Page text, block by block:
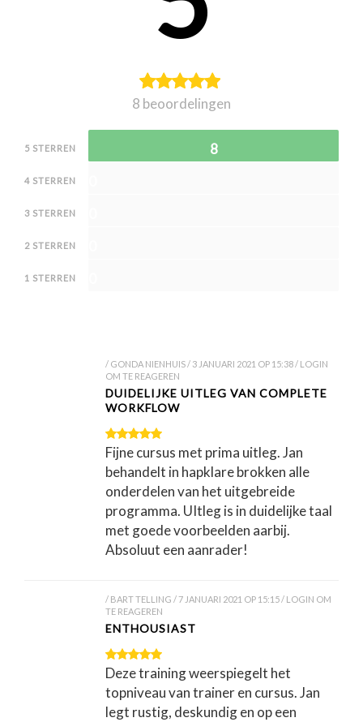
8 beoordelingen
5 STERREN 8
4 STERREN
3 STERREN
2 STERREN
1 STERREN
GONDA NIENHUIS 3 JANUARI 2021 OP 15:38
LOGIN
OM TE REAGEREN
DUIDELIJKE UITLEG VAN COMPLETE
WORKFLOW
Fijne cursus met prima uitleg. Jan
behandelt in hapklare brokken alle
onderdelen van het uitgebreide
programma. UItleg is in duidelijke taal
met goede voorbeelden aarbij.
Absoluut een aanrader!
BART TELLING 7 JANUARI 2021 OP 15:15
LOGIN OM
TE REAGEREN
ENTHOUSIAST
Deze training weerspiegelt het
topniveau van trainer en cursus. Jan
legt rustig, deskundig en op een